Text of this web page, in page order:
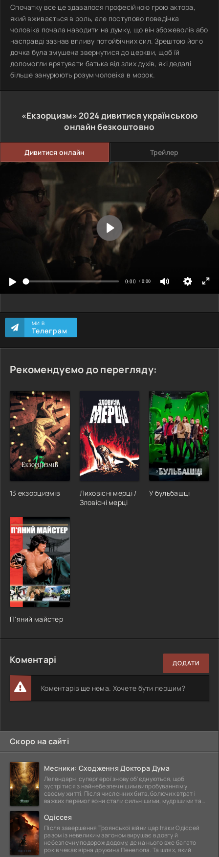
Спочатку все це здавалося професійною грою актора,
який вживається в роль, але поступово поведінка
чоловіка почала наводити на думку, що він збожеволів або
насправді зазнав впливу потойбічних сил. Зрештою його
дочка була змушена звернутися до церкви, щоб їй
допомогли врятувати батька від злих духів, які дедалі
більше занурюють розум чоловіка в морок.
«Екзорцизм»2024дивитися українською
онлайн безкоштовно
Дивитися онлайн Трейлер
МИ В
Телеграм
Рекомендуємо до перегляду:
13 екзорцизмів
Лиховісні мерці /
Зловісні мерці
У бульбашці
П'яний майстер
Коментарі ДОДАТИ
Коментарів ще нема. Хочете бути першим?
Скоро на сайті
Месники: Сходження Доктора Дума
Легендарні супергерої знову об'єднуються, щоб
зустрітися з найнебезпечнішим випробуванням у
своєму житті. Після численних битв, болючих втрат і
важких перемог вони стали сильнішими, мудрішими та
Одіссея
Після завершення Троянської війни цар Ітаки Одіссей
разом із невеликим загоном вирушає в довгу й
небезпечну подорож додому, де на нього вже багато
років чекає вірна дружина Пенелопа. Та шлях, який